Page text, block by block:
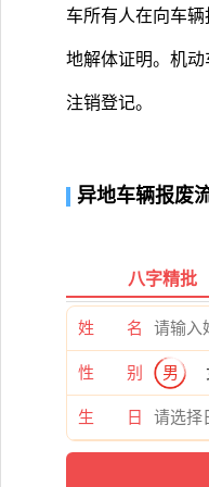
车所有人在向车
地解体证明。机
注销登记。
异地车辆报废
八字精批
姓 名
性 别 男
生 日